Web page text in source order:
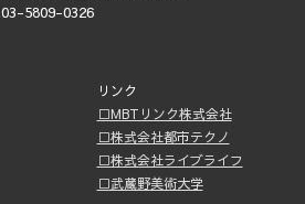
03-5809-0326
リンク
□MBTリンク株式会社
□株式会社都市テクノ
□株式会社ライブライフ
□武蔵野美術大学